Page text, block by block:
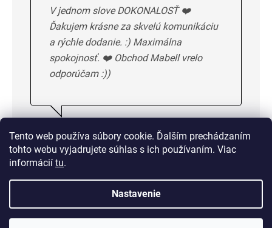
Tento web používa súbory cookie. Ďalším prechádzaním
tohto webu vyjadrujete súhlas s ich používaním. Viac
informácií tu.
Nastavenie
V jednom slove DOKONALOSŤ ❤️
Ďakujem krásne za skvelú komunikáciu
a rýchle dodanie. :) Maximálna
spokojnosť. ❤️ Obchod Mabell vrelo
odporúčam :))
DALSIE HODNOTENIE